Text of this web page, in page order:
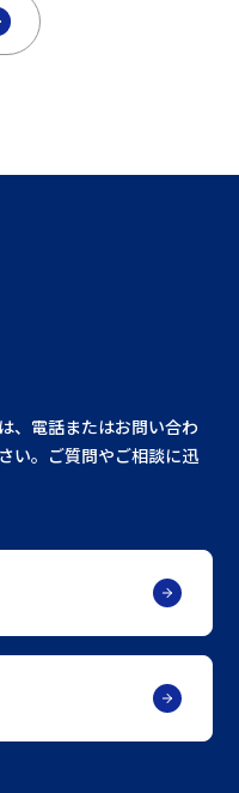
、電話またはお問い合わ
い。ご質問やご相談に迅